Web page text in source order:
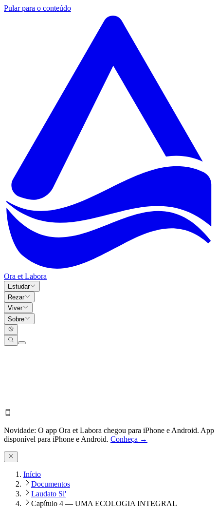
Pular para o conteúdo
Ora et Labora
Estudar
Rezar
Viver
Sobre
Novidade: O app Ora et Labora chegou para iPhone e Android. App
disponível para iPhone e Android. Conheça →
Início
Documentos
Laudato Si'
Capítulo 4 — UMA ECOLOGIA INTEGRAL